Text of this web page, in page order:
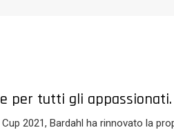
per tutti gli appassionati.
2021, Bardahl ha rinnovato la